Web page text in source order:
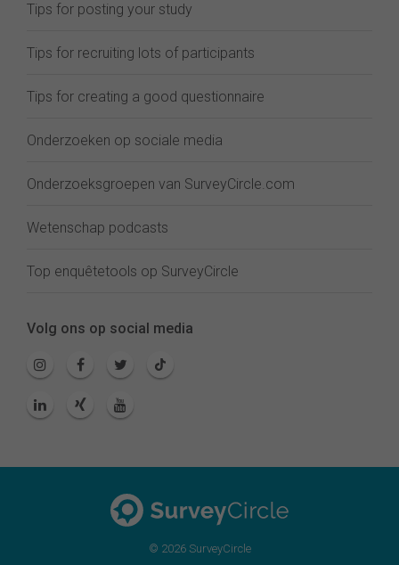
Tips for posting your study
Tips for recruiting lots of participants
Tips for creating a good questionnaire
Onderzoeken op sociale media
Onderzoeksgroepen van SurveyCircle.com
Wetenschap podcasts
Top enquêtetools op SurveyCircle
Volg ons op social media
© 2026 SurveyCircle